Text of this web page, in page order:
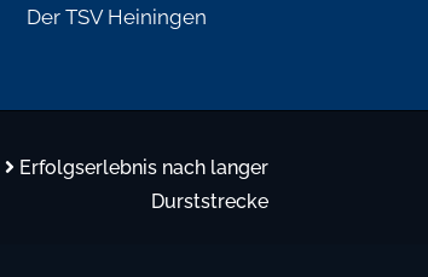
Der TSV Heiningen
Erfolgserlebnis nach langer
Durststrecke